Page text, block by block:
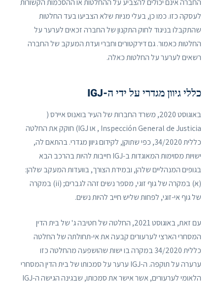
לעסקה כזו. כמו כן, בעלי מניות שלא הצביעו בעד החלטות
שהתקבלו בניגוד לחוק התקנון של החברה זכאים לערער על
החלטות כאמור. גם דירקטורים וחברי ועדת המעקב של החברה
רשאים לערער על החלטות כאלה.
כללי גיוון מגדרי על ידי ה-IGJ
באוגוסט 2020, משרד החברות של העיר בואנוס איירס (
Inspección General de Justicia , או IGJ) חוקק את החלטה
כללית 34/2020, כפי שתוקן, לקידום גיוון מגדרי. בהתאם לה,
ישויות מסוימות המאוגדות ב-IGJ חייבות להיות בהרכב הבא
בגופים המנהליים שלהן, ובמידת הצורך, בוועדות המעקב שלהן:
(א) במקרה של גוף זוגי, מספר נשים זהה לגברים; (ii) במקרה
של גוף אי-זוגי, לפחות שליש חייב להיות נשים.
עם זאת, באוגוסט 2021, החלטה של ​​חטיבה ג' של בית הדין
המסחרי הארצי לערעורים קבעה את אי-תחולתה של החלטה
כללית 34/2020 במקרה בו ישות שהושפעה מהחלטה כזו
ערערה על תוקפה. ה-IGJ ערער על סמכותו של בית הדין המסחרי
הלאומי לערעורים, אשר אישר את סמכותו, שבגינה הגישה ה-IGJ